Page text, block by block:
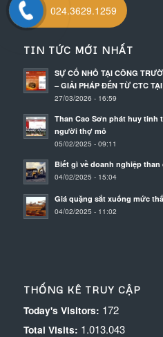
TIN TỨC MỚI NHẤT
SỰ CỐ NHỎ TẠI CÔNG
– GIẢI PHÁP ĐẾN TỪ CTC
27/03/2026 - 16:59
Than Cao Sơn phát huy tinh
người thợ mỏ
05/02/2025 - 09:11
Biết gì về doanh nghiệp than
04/02/2025 - 15:04
Giá quặng sắt xuống mức
04/02/2025 - 11:02
THỐNG KÊ TRUY CẬP
Today's Visitors: 172
Total Visits: 1.013.043
024.3629.1259